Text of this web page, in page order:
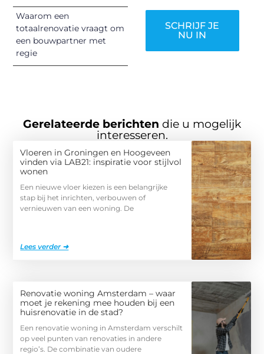
Waarom een
totaalrenovatie vraagt om
een bouwpartner met
regie
SCHRIJF JE
NU IN
Gerelateerde berichten die u mogelijk
interesseren.
Vloeren in Groningen en Hoogeveen
vinden via LAB21: inspiratie voor stijlvol
wonen
Een nieuwe vloer kiezen is een belangrijke
stap bij het inrichten, verbouwen of
vernieuwen van een woning. De
Lees verder ➜
Renovatie woning Amsterdam – waar
moet je rekening mee houden bij een
huisrenovatie in de stad?
Een renovatie woning in Amsterdam verschilt
op veel punten van renovaties in andere
regio’s. De combinatie van oudere